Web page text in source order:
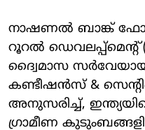
നാഷണൽ ബാങ്ക്
റൂറൽ
ദ്വൈമാസ
കണ്ടീഷൻസ് &
അനുസരിച്ച്,
ഗ്രാമീണ